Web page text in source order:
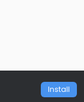
Install